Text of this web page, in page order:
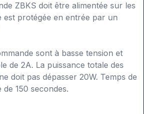
ZBKS doit être alimentée sur les
est protégée en entrée par un
sont à basse tension et
de 2A. La puissance totale des
doit pas dépasser 20W. Temps de
150 secondes.